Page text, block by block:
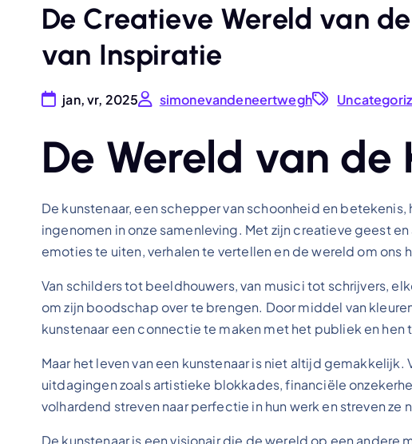
De Creatieve Wereld van
van Inspiratie
jan, vr, 2025 simonevandeneertwegh
De Wereld van de
De kunstenaar, een schepper van schoonheid en
ingenomen in onze samenleving. Met zijn creatieve geest
emoties te uiten, verhalen te vertellen en de wereld om ons
Van schilders tot beeldhouwers, van musici tot schrijvers,
om zijn boodschap over te brengen. Door middel van
kunstenaar een connectie te maken met het publiek en hen
Maar het leven van een kunstenaar is niet altijd
uitdagingen zoals artistieke blokkades, financiële
volhardend streven naar perfectie in hun werk en streven ze
De kunstenaar is een visionair die de wereld op een andere